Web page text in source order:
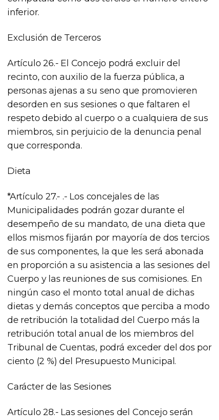
inferior.
Exclusión de Terceros
Artículo 26.- El Concejo podrá excluir del
recinto, con auxilio de la fuerza pública, a
personas ajenas a su seno que promovieren
desorden en sus sesiones o que faltaren el
respeto debido al cuerpo o a cualquiera de sus
miembros, sin perjuicio de la denuncia penal
que corresponda.
Dieta
*Artículo 27.- .- Los concejales de las
Municipalidades podrán gozar durante el
desempeño de su mandato, de una dieta que
ellos mismos fijarán por mayoría de dos tercios
de sus componentes, la que les será abonada
en proporción a su asistencia a las sesiones del
Cuerpo y las reuniones de sus comisiones. En
ningún caso el monto total anual de dichas
dietas y demás conceptos que perciba a modo
de retribución la totalidad del Cuerpo más la
retribución total anual de los miembros del
Tribunal de Cuentas, podrá exceder del dos por
ciento (2 %) del Presupuesto Municipal.
Carácter de las Sesiones
Artículo 28.- Las sesiones del Concejo serán